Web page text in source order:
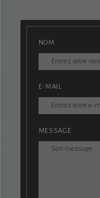
NOM
E-MAIL
MESSAGE